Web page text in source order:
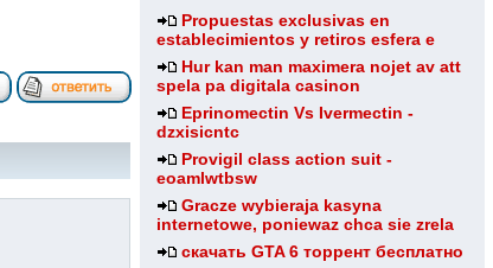
Propuestas exclusivas en
establecimientos y retiros esfera e
Hur kan man maximera nojet av att
spela pa digitala casinon
Eprinomectin Vs Ivermectin -
dzxisicntc
Provigil class action suit -
eoamlwtbsw
Gracze wybieraja kasyna
internetowe, poniewaz chca sie zrela
скачать GTA 6 торрент бесплатно